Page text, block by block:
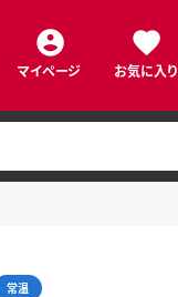
マイページ お気に入り
常温